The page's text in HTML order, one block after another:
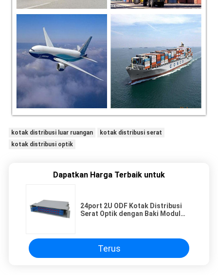
kotak distribusi luar ruangan
kotak distribusi serat
kotak distribusi optik
Dapatkan Harga Terbaik untuk
24port 2U ODF Kotak Distribusi
Serat Optik dengan Baki Modul
Terus